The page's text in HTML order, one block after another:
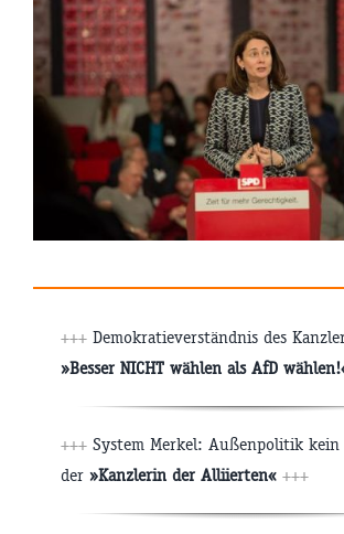
+++ Demokratieverständnis des
»Besser NICHT wählen als AfD
+++ System Merkel: Außenpolitik kein
der »Kanzlerin der Alliierten« +++